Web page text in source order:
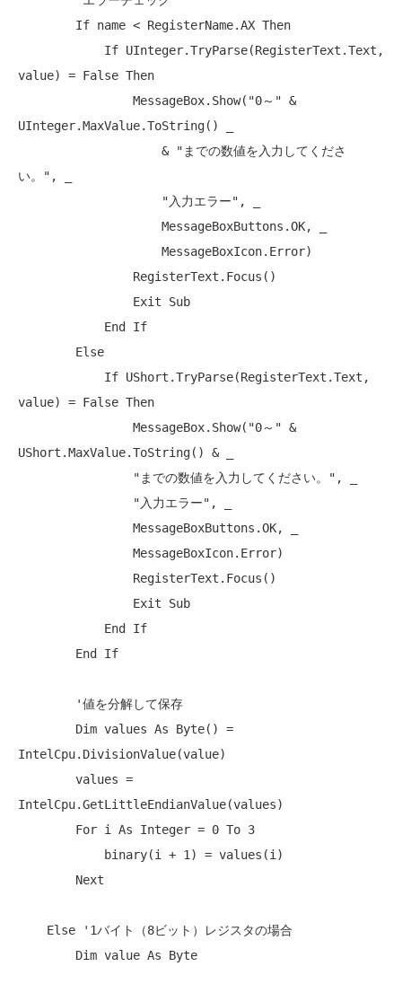
If name < RegisterName.AX Then
If UInteger.TryParse(RegisterText.Text,
value) = False Then
                MessageBox.Show(
"0～" &
UInteger.MaxValue.ToString() _
                    &
"までの数値を入力してくださ
い。" , _
"入力エラー" , _
Exit
Sub
End
If
Else
If UShort.TryParse(RegisterText.Text,
value) = False Then
                MessageBox.Show(
"0～" &
UShort.MaxValue.ToString() & _
"までの数値を入力してください。" , _
"入力エラー" , _
Exit
Sub
End
If
End
If
'値を分解して保存
Dim values As Byte() =
IntelCpu.DivisionValue(value)
IntelCpu.GetLittleEndianValue(values)
For i As Integer = 0 To 3
Next
Else
'1バイト（8ビット）レジスタの場合
Dim value As Byte